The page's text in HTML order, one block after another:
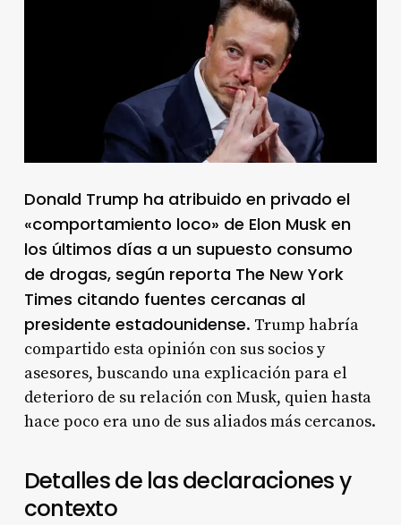
Donald Trump ha atribuido en privado el
«comportamiento loco» de Elon Musk en
los últimos días a un supuesto consumo
de drogas, según reporta The New York
Times citando fuentes cercanas al
presidente estadounidense. Trump habría
compartido esta opinión con sus socios y
asesores, buscando una explicación para el
deterioro de su relación con Musk, quien hasta
hace poco era uno de sus aliados más cercanos.
Detalles de las declaraciones y
contexto